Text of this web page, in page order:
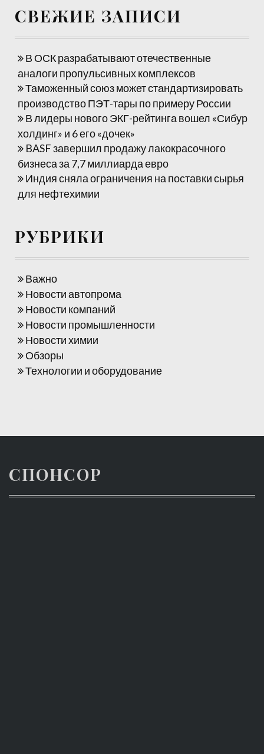
СВЕЖИЕ ЗАПИСИ
В ОСК разрабатывают отечественные
аналоги пропульсивных комплексов
Таможенный союз может стандартизировать
производство ПЭТ-тары по примеру России
В лидеры нового ЭКГ-рейтинга вошел «Сибур
холдинг» и 6 его «дочек»
BASF завершил продажу лакокрасочного
бизнеса за 7,7 миллиарда евро
Индия сняла ограничения на поставки сырья
для нефтехимии
РУБРИКИ
Важно
Новости автопрома
Новости компаний
Новости промышленности
Новости химии
Обзоры
Технологии и оборудование
СПОНСОР